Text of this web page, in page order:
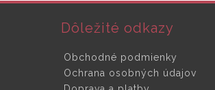
Dôležité odkazy
Obchodné podmienky
Ochrana osobných údajov